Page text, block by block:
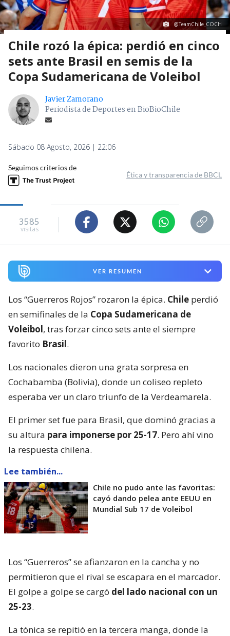
@TeamChile_COCH
Chile rozó la épica: perdió en cinco
sets ante Brasil en semis de la
Copa Sudamericana de Voleibol
Javier Zamorano
Periodista de Deportes en BioBioChile
Sábado 08 Agosto, 2026 | 22:06
Seguimos criterios de
Ética y transparencia de BBCL
3585
visitas
VER RESUMEN
Los “Guerreros Rojos” rozaron la épica. Chile perdió
en semifinales de la Copa Sudamericana de
Voleibol, tras forzar cinco sets ante el siempre
favorito Brasil.
Los nacionales dieron una grata sorpresa en
Cochabamba (Bolivia), donde un coliseo repleto
esperaba ver un claro triunfo de la Verdeamarela.
El primer set fue para Brasil, que dominó gracias a
su altura para imponerse por 25-17. Pero ahí vino
la respuesta chilena.
Lee también...
Chile no pudo ante las favoritas:
cayó dando pelea ante EEUU en
Mundial Sub 17 de Voleibol
Los “Guerreros” se afianzaron en la cancha y no
permitieron que el rival se escapara en el marcador.
El golpe a golpe se cargó del lado nacional con un
25-23.
La tónica se repitió en la tercera manga, donde la